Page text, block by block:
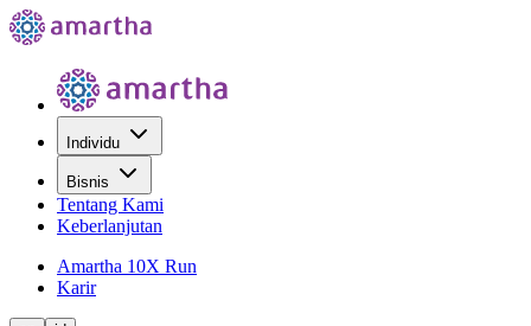
Individu
Bisnis
Tentang Kami
Keberlanjutan
Amartha 10X Run
Karir